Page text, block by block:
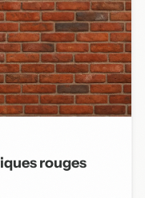
rouges